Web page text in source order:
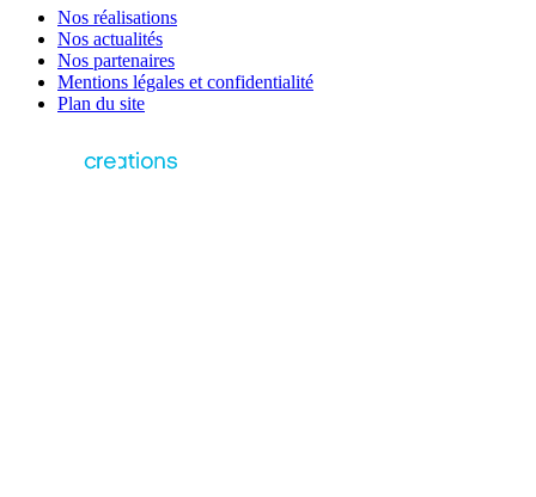
Nos réalisations
Nos actualités
Nos partenaires
Mentions légales et confidentialité
Plan du site